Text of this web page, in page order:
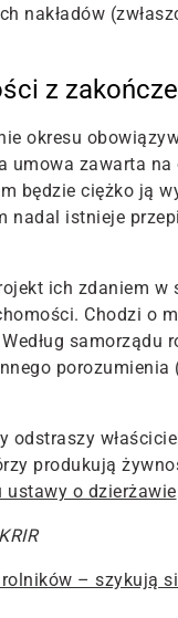
nakładów
z
okresu
umowa zawarta
będzie ciężko ją
istnieje
ich zdaniem
Chodzi o
odstraszy
produkują
o dzierżawie
– szykują